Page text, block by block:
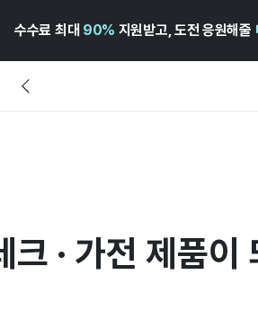
수수료 최대 90% 지원받고, 도전 응원해줄
· 가전 제품이